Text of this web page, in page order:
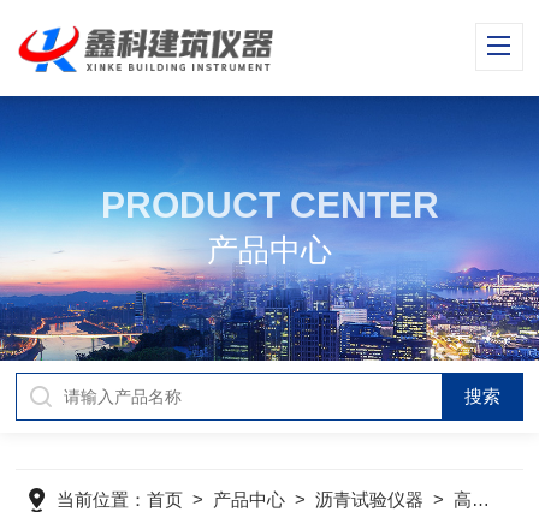
PRODUCT CENTER
产品中心
当前位置：首页 > 产品中心 >沥青试验仪器 >高低温全自动沥青针入度仪